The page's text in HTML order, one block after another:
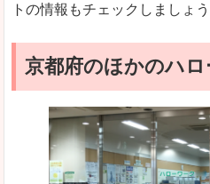
トの情報もチェックしましょう
京都府のほかのハ